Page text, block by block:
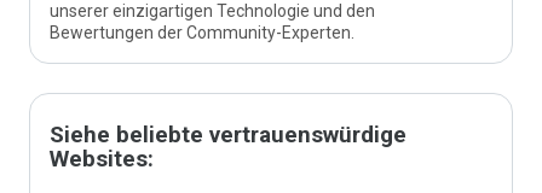
unserer einzigartigen Technologie und den
Bewertungen der Community-Experten.
Siehe beliebte vertrauenswürdige
Websites: